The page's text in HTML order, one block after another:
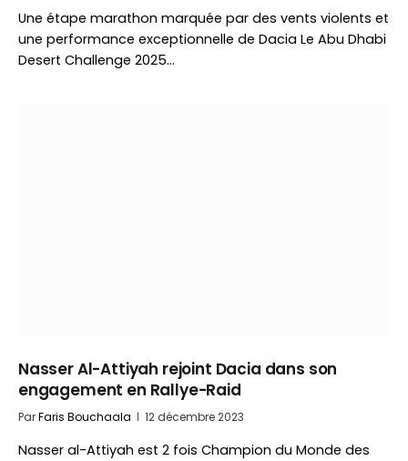
Une étape marathon marquée par des vents violents et
une performance exceptionnelle de Dacia Le Abu Dhabi
Desert Challenge 2025…
Nasser Al-Attiyah rejoint Dacia dans son
engagement en Rallye-Raid
ParFaris Bouchaala 12 décembre 2023
Nasser al-Attiyah est 2 fois Champion du Monde des